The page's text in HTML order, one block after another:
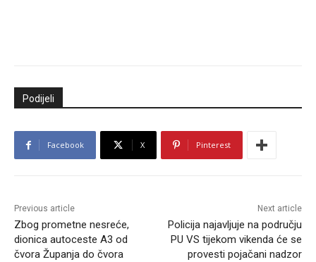
Podijeli
Facebook X Pinterest
Previous article
Zbog prometne nesreće,
dionica autoceste A3 od
čvora Županja do čvora
Next article
Policija najavljuje na području
PU VS tijekom vikenda će se
provesti pojačani nadzor